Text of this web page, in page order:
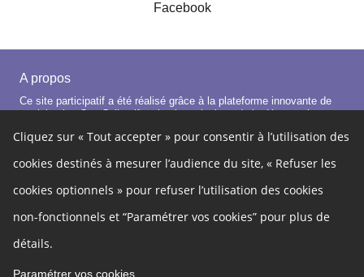
Facebook
Cliquez sur « Tout accepter » pour consentir à l’utilisation des
cookies destinés à mesurer l’audience du site, « Refuser les
cookies optionnels » pour refuser l’utilisation des cookies
non-fonctionnels et “Paramétrer vos cookies” pour plus de
détails.
Paramétrer vos cookies
A propos
Ce site participatif a été réalisé grâce à la plateforme innovante de
participationCap Collectif, selon les principes de ladémocratie
Facebook Instagram Linkedin
Gestion des cookies